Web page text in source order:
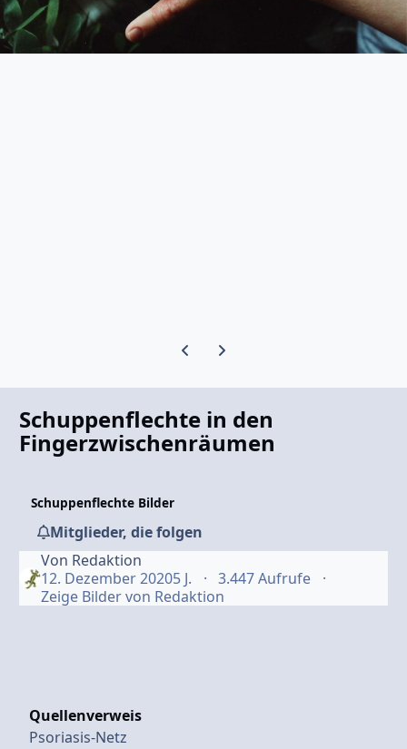
Vorherige Karussell-Folie
Nächste Karussell-Folie
Schuppenflechte in den
Fingerzwischenräumen
Schuppenflechte Bilder
Mitglieder, die folgen
Von Redaktion
12. Dezember 20205 J.
3.447 Aufrufe
Zeige Bilder von Redaktion
Quellenverweis
Psoriasis-Netz